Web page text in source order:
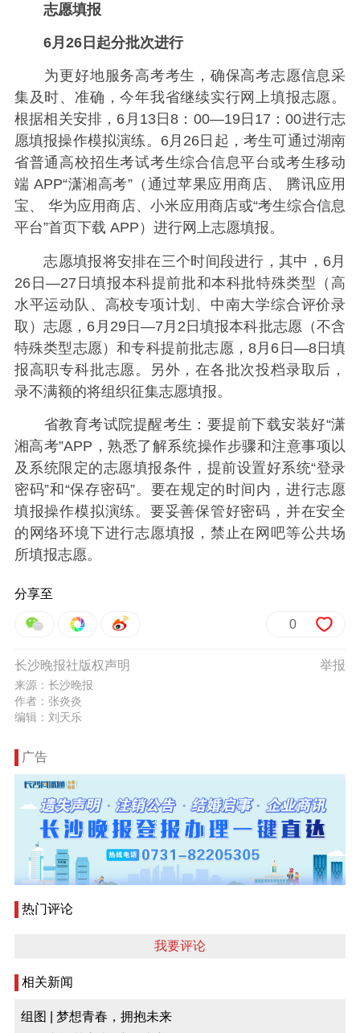
志愿填报
6月26日起分批次进行
为更好地服务高考考生，确保高考志愿信息采
集及时、准确，今年我省继续实行网上填报志愿。
根据相关安排，6月13日8：00—19日17：00进行志
愿填报操作模拟演练。6月26日起，考生可通过湖南
省普通高校招生考试考生综合信息平台或考生移动
端 APP“潇湘高考”（通过苹果应用商店、 腾讯应用
宝、 华为应用商店、小米应用商店或“考生综合信息
平台”首页下载 APP）进行网上志愿填报。
志愿填报将安排在三个时间段进行，其中，6月
26日—27日填报本科提前批和本科批特殊类型（高
水平运动队、高校专项计划、中南大学综合评价录
取）志愿，6月29日—7月2日填报本科批志愿（不含
特殊类型志愿）和专科提前批志愿，8月6日—8日填
报高职专科批志愿。另外，在各批次投档录取后，
录不满额的将组织征集志愿填报。
省教育考试院提醒考生：要提前下载安装好“潇
湘高考”APP，熟悉了解系统操作步骤和注意事项以
及系统限定的志愿填报条件，提前设置好系统“登录
密码”和“保存密码”。要在规定的时间内，进行志愿
填报操作模拟演练。要妥善保管好密码，并在安全
的网络环境下进行志愿填报，禁止在网吧等公共场
所填报志愿。
分享至
0
举报
长沙晚报社版权声明
来源：长沙晚报
作者：张炎炎
编辑：刘天乐
广告
热门评论
我要评论
相关新闻
组图 | 梦想青春，拥抱未来